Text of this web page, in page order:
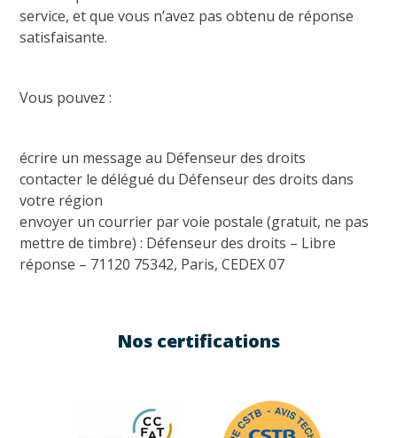
service, et que vous n’avez pas obtenu de réponse
satisfaisante.
Vous pouvez :
écrire un message au Défenseur des droits
contacter le délégué du Défenseur des droits dans
votre région
envoyer un courrier par voie postale (gratuit, ne pas
mettre de timbre) : Défenseur des droits – Libre
réponse – 71120 75342, Paris, CEDEX 07
Nos certifications